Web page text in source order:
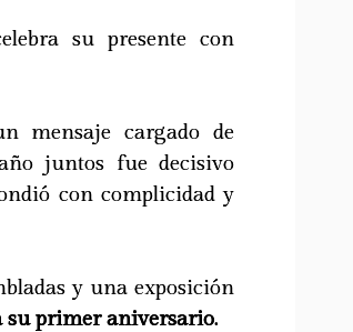
su presente con
mensaje cargado de
juntos fue decisivo
con complicidad y
y una exposición
su primer aniversario.